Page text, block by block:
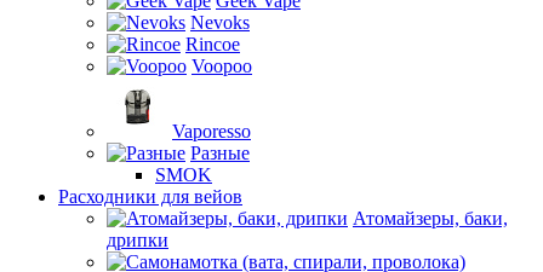
Nevoks
Rincoe
Voopoo
Vaporesso
Разные
SMOK
Расходники для вейов
Атомайзеры, баки,
дрипки